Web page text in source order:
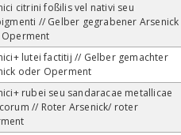
citrini foßilis vel nativi seu
// Gelber gegrabener Arsenick
lutei factitij // Gelber gemachter
oder Operment
rubei seu sandaracae metallicae
// Roter Arsenick/ roter